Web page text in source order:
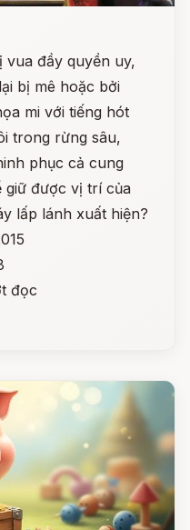
đầy quyền uy,
bị mê hoặc bởi
mi với tiếng hót
trong rừng sâu,
phục cả cung
giữ được vị trí của
lấp lánh xuất hiện?
đọc